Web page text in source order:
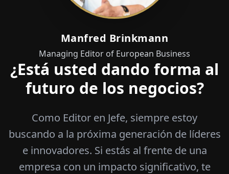
Manfred Brinkmann
Managing Editor of European Business
¿Está usted dando forma al
futuro de los negocios?
Como Editor en Jefe, siempre estoy
buscando a la próxima generación de líderes
e innovadores. Si estás al frente de una
empresa con un impacto significativo, te